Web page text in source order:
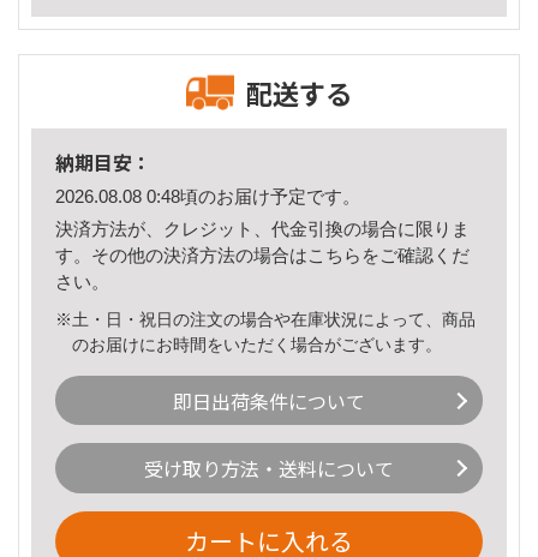
配送する
納期目安：
2026.08.08 0:48頃のお届け予定です。
決済方法が、クレジット、代金引換の場合に限りま
す。その他の決済方法の場合はこちら をご確認くだ
さい。
※土・日・祝日の注文の場合や在庫状況によって、商品
のお届けにお時間をいただく場合がございます。
即日出荷条件について
受け取り方法・送料について
カートに入れる